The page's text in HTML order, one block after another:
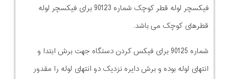
فیکسچر لوله قطر کوچک شماره 90123 برای فیکسچر لوله
قطرهای کوچک می باشد.
شماره 90125 برای فیکس کردن دستگاه جهت برش ابتدا و
انتهای لوله بوده و برش دایره نزدیک دو انتهای لوله را مقدور